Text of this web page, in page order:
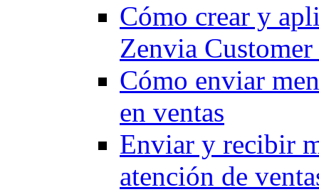
Cómo crear y
Zenvia
Cómo enviar
en ventas
Enviar y recibir
atención de